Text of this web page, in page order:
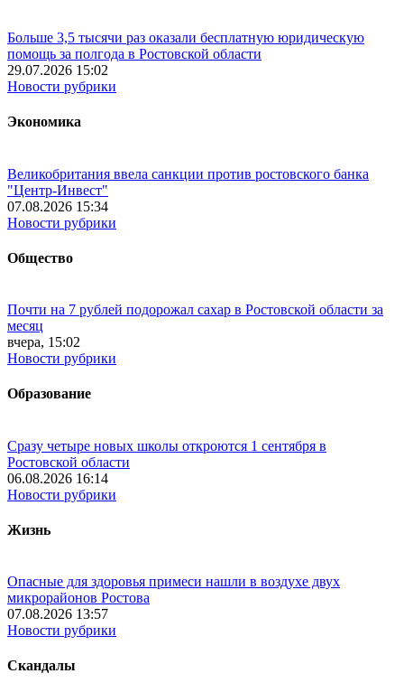
Больше 3,5 тысячи раз оказали бесплатную юридическую
помощь за полгода в Ростовской области
29.07.2026 15:02
Новости рубрики
Экономика
Великобритания ввела санкции против ростовского банка
"Центр-Инвест"
07.08.2026 15:34
Новости рубрики
Общество
Почти на 7 рублей подорожал сахар в Ростовской области за
месяц
вчера, 15:02
Новости рубрики
Образование
Сразу четыре новых школы откроются 1 сентября в
Ростовской области
06.08.2026 16:14
Новости рубрики
Жизнь
Опасные для здоровья примеси нашли в воздухе двух
микрорайонов Ростова
07.08.2026 13:57
Новости рубрики
Скандалы